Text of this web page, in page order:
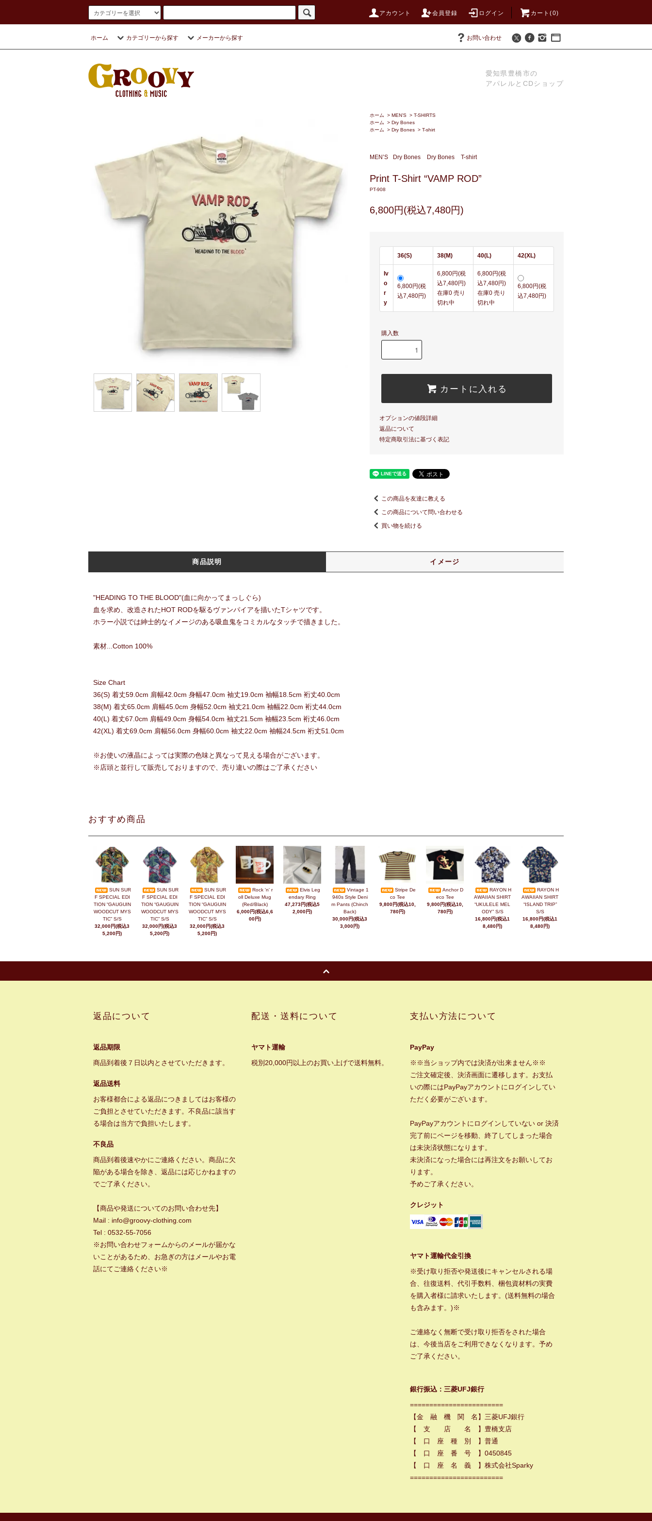
アカウント 会員登録 ログイン カート(0)
ホーム カテゴリーから探す メーカーから探す お問い合わせ
愛知県豊橋市の
アパレルとCDショップ
ホーム > MEN’S > T-SHIRTS
ホーム
> Dry Bones
ホーム
> Dry Bones > T-shirt
MEN’S Dry Bones Dry Bones T-shirt
Print T-Shirt “VAMP ROD”
PT-908
6,800円(税込7,480円)
36(S) 38(M) 40(L) 42(XL)
Iv
o
r
y
6,800円(税
込7,480円)
6,800円(税
込7,480円)
在庫0 売り
切れ中
6,800円(税
込7,480円)
在庫0 売り
切れ中
6,800円(税
込7,480円)
購入数
カートに入れる
オプションの値段詳細
返品について
特定商取引法に基づく表記
この商品を友達に教える
この商品について問い合わせる
買い物を続ける
商品説明 イメージ
"HEADING TO THE BLOOD"(血に向かってまっしぐら)
血を求め、改造されたHOT RODを駆るヴァンパイアを描いたTシャツです。
ホラー小説では紳士的なイメージのある吸血鬼をコミカルなタッチで描きました。
素材...Cotton 100%
Size Chart
36(S) 着丈59.0cm 肩幅42.0cm 身幅47.0cm 袖丈19.0cm 袖幅18.5cm 裄丈40.0cm
38(M) 着丈65.0cm 肩幅45.0cm 身幅52.0cm 袖丈21.0cm 袖幅22.0cm 裄丈44.0cm
40(L) 着丈67.0cm 肩幅49.0cm 身幅54.0cm 袖丈21.5cm 袖幅23.5cm 裄丈46.0cm
42(XL) 着丈69.0cm 肩幅56.0cm 身幅60.0cm 袖丈22.0cm 袖幅24.5cm 裄丈51.0cm
※お使いの液晶によっては実際の色味と異なって見える場合がございます。
※店頭と並行して販売しておりますので、売り違いの際はご了承ください
おすすめ商品
SUN SUR
F SPECIAL EDI
TION “GAUGUIN
WOODCUT MYS
TIC” S/S
32,000円(税込3
5,200円)
SUN SUR
F SPECIAL EDI
TION “GAUGUIN
WOODCUT MYS
TIC” S/S
32,000円(税込3
5,200円)
SUN SUR
F SPECIAL EDI
TION “GAUGUIN
WOODCUT MYS
TIC” S/S
32,000円(税込3
5,200円)
Rock 'n' r
oll Deluxe Mug
(Red/Black)
6,000円(税込6,6
00円)
Elvis Leg
endary Ring
47,273円(税込5
2,000円)
Vintage 1
940s Style Deni
m Pants (Chinch
Back)
30,000円(税込3
3,000円)
Stripe De
co Tee
9,800円(税込10,
780円)
Anchor D
eco Tee
9,800円(税込10,
780円)
RAYON H
AWAIIAN SHIRT
“UKULELE MEL
ODY” S/S
16,800円(税込1
8,480円)
RAYON H
AWAIIAN SHIRT
“ISLAND TRIP”
S/S
16,800円(税込1
8,480円)
返品について
返品期限
商品到着後７日以内とさせていただきます。
返品送料
お客様都合による返品につきましてはお客様の
ご負担とさせていただきます。不良品に該当す
る場合は当方で負担いたします。
不良品
商品到着後速やかにご連絡ください。商品に欠
陥がある場合を除き、返品には応じかねますの
でご了承ください。
【商品や発送についてのお問い合わせ先】
Mail : info@groovy-clothing.com
Tel : 0532-55-7056
※お問い合わせフォームからのメールが届かな
いことがあるため、お急ぎの方はメールやお電
話にてご連絡ください※
配送・送料について
ヤマト運輸
税別20,000円以上のお買い上げで送料無料。
支払い方法について
PayPay
※※当ショップ内では決済が出来ません※※
ご注文確定後、決済画面に遷移します。お支払
いの際にはPayPayアカウントにログインしてい
ただく必要がございます。
PayPayアカウントにログインしていない or 決済
完了前にページを移動、終了してしまった場合
は未決済状態になります。
未決済になった場合には再注文をお願いしてお
ります。
予めご了承ください。
クレジット
ヤマト運輸代金引換
※受け取り拒否や発送後にキャンセルされる場
合、往復送料、代引手数料、梱包資材料の実費
を購入者様に請求いたします。(送料無料の場合
も含みます。)※
ご連絡なく無断で受け取り拒否をされた場合
は、今後当店をご利用できなくなります。予め
ご了承ください。
銀行振込：三菱UFJ銀行
========================
【金 融 機 関 名】三菱UFJ銀行
【 支 店 名 】豊橋支店
【 口 座 種 別 】普通
【 口 座 番 号 】0450845
【 口 座 名 義 】株式会社Sparky
========================